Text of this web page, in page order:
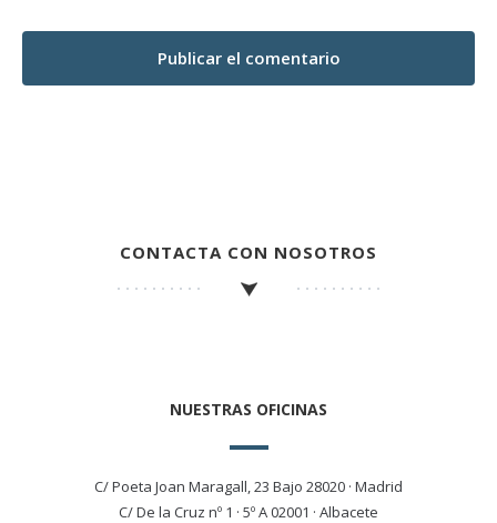
CONTACTA CON NOSOTROS
NUESTRAS OFICINAS
C/ Poeta Joan Maragall, 23 Bajo 28020 · Madrid
C/ De la Cruz nº 1 · 5º A 02001 · Albacete